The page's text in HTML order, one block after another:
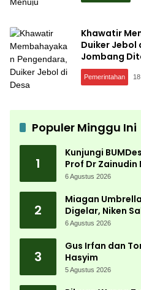
Khawatir
Duiker Jebol
Jombang
Pemerintahan
Populer Minggu Ini
1
Kunjungi
Prof Dr Zainudin
Kemandirian
6 Agustus 2026
2
Miagan
Digelar, Niken
Ribuan
6 Agustus 2026
3
Gus Irfan dan
Hasyim
5 Agustus 2026